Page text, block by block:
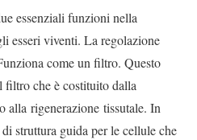
essenziali funzioni nella
esseri viventi. La regolazione
come un filtro. Questo
filtro che è costituito dalla
alla rigenerazione tissutale. In
struttura guida per le cellule che